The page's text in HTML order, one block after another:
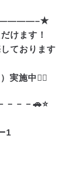
けます！
ております
実施中❤️‍🔥
－－－🚗⭐
1